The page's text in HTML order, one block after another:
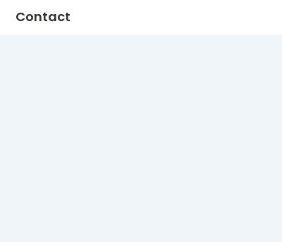
Contact